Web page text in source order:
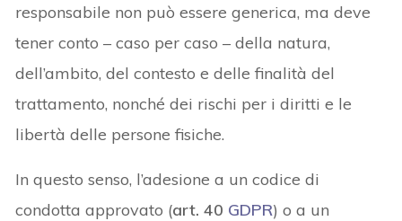
responsabile non può essere generica, ma deve
tener conto – caso per caso – della natura,
dell’ambito, del contesto e delle finalità del
trattamento, nonché dei rischi per i diritti e le
libertà delle persone fisiche.
In questo senso, l’adesione a un codice di
condotta approvato (art. 40 GDPR) o a un